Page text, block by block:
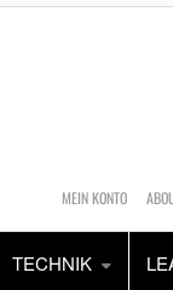
MEIN KONTO
TECHNIK